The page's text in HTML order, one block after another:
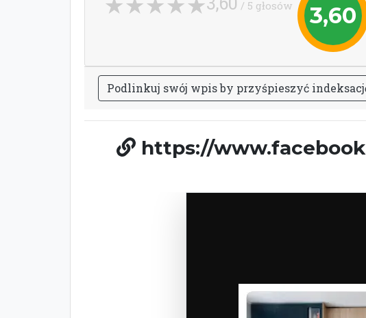
3,60
/ 5 głosów
Podlinkuj swój wpisby przyśpieszyć indeksacj
https://